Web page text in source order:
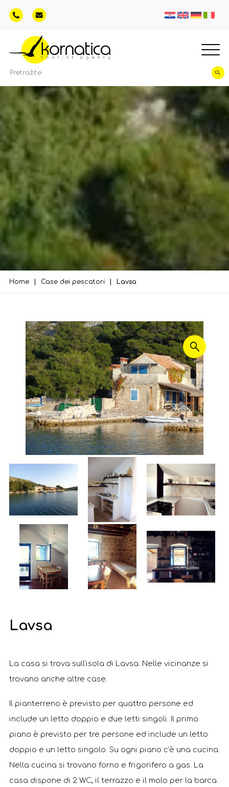
Home Case dei pescatori Lavsa
Lavsa
La casa si trova sull’isola di Lavsa. Nelle vicinanze si
trovano anche altre case.
Il pianterreno è previsto per quattro persone ed
include un letto doppio e due letti singoli. Il primo
piano è previsto per tre persone ed include un letto
doppio e un letto singolo. Su ogni piano c’è una cucina.
Nella cucina si trovano forno e frigorifero a gas. La
casa dispone di 2 WC, il terrazzo e il molo per la barca.